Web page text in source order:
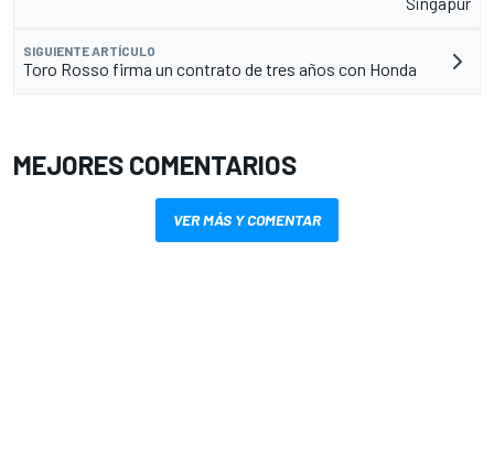
SIGUIENTE ARTÍCULO
Toro Rosso firma un contrato de tres años con Honda
MEJORES COMENTARIOS
VER MÁS Y COMENTAR